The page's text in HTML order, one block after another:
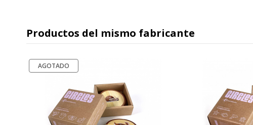
Productos del mismo fabricante
AGOTADO